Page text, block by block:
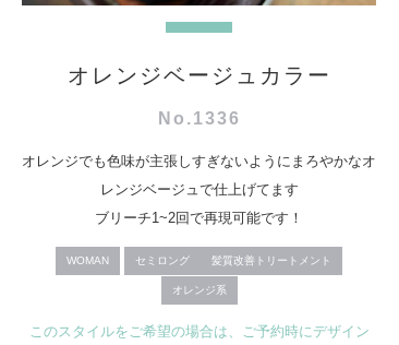
オレンジベージュカラー
No.1336
オレンジでも色味が主張しすぎないようにまろやかなオ
レンジベージュで仕上げてます
ブリーチ1~2回で再現可能です！
WOMAN セミロング 髪質改善トリートメント
オレンジ系
このスタイルをご希望の場合は、ご予約時にデザイン